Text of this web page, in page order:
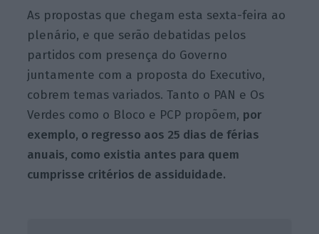
As propostas que chegam esta sexta-feira ao
plenário, e que serão debatidas pelos
partidos com presença do Governo
juntamente com a proposta do Executivo,
cobrem temas variados. Tanto o PAN e Os
Verdes como o Bloco e PCP propõem, por
exemplo, o regresso aos 25 dias de férias
anuais, como existia antes para quem
cumprisse critérios de assiduidade.